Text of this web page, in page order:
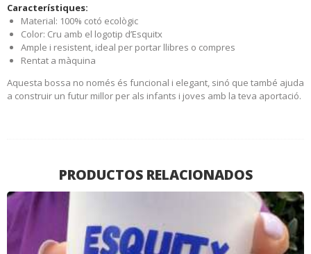
Característiques:
Material: 100% cotó ecològic
Color: Cru amb el logotip d’Esquitx
Ample i resistent, ideal per portar llibres o compres
Rentat a màquina
Aquesta bossa no només és funcional i elegant, sinó que també ajuda
a construir un futur millor per als infants i joves amb la teva aportació.
PRODUCTOS RELACIONADOS